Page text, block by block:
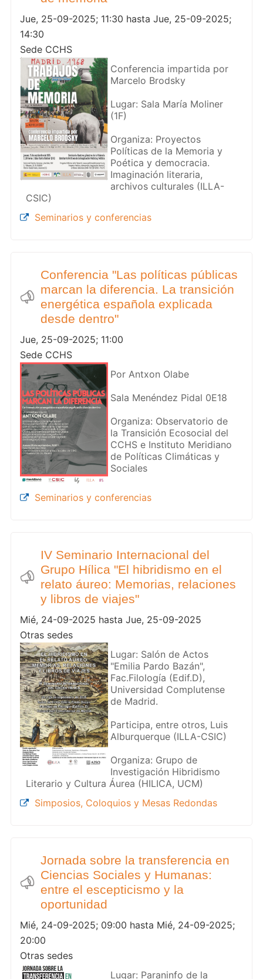
Jue, 25-09-2025; 11:30 hasta Jue, 25-09-2025;
14:30
Sede CCHS
Conferencia impartida por
Marcelo Brodsky
Lugar: Sala María Moliner
(1F)
Organiza: Proyectos
Políticas de la Memoria y
Poética y democracia.
Imaginación literaria,
archivos culturales (ILLA-
CSIC)
Seminarios y conferencias
Conferencia "Las políticas públicas
marcan la diferencia. La transición
energética española explicada
desde dentro"
Jue, 25-09-2025; 11:00
Sede CCHS
Por Antxon Olabe
Sala Menéndez Pidal 0E18
Organiza: Observatorio de
la Transición Ecosocial del
CCHS e Instituto Meridiano
de Políticas Climáticas y
Sociales
Seminarios y conferencias
IV Seminario Internacional del
Grupo Hílica "El hibridismo en el
relato áureo: Memorias, relaciones
y libros de viajes"
Mié, 24-09-2025 hasta Jue, 25-09-2025
Otras sedes
Lugar: Salón de Actos
"Emilia Pardo Bazán",
Fac.Filología (Edif.D),
Universidad Complutense
de Madrid.
Participa, entre otros, Luis
Alburquerque (ILLA-CSIC)
Organiza: Grupo de
Investigación Hibridismo
Literario y Cultura Áurea (HILICA, UCM)
Simposios, Coloquios y Mesas Redondas
Jornada sobre la transferencia en
Ciencias Sociales y Humanas:
entre el escepticismo y la
oportunidad
Mié, 24-09-2025; 09:00 hasta Mié, 24-09-2025;
20:00
Otras sedes
Lugar: Paraninfo de la